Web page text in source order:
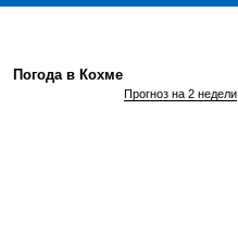
Погода в Кохме
Прогноз на 2 недели